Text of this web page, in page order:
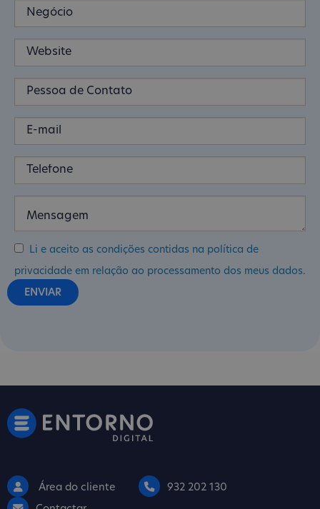
Li e aceito as condições contidas na política de
privacidade em relação ao processamento dos meus dados.
Área do cliente
932 202 130